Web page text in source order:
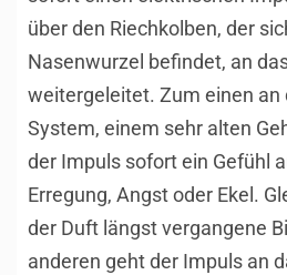
über den Riechkolben, der
Nasenwurzel befindet, an
weitergeleitet. Zum einen an
System, einem sehr alten
der Impuls sofort ein Gefühl
Erregung, Angst oder Ekel.
der Duft längst vergangene
anderen geht der Impuls an